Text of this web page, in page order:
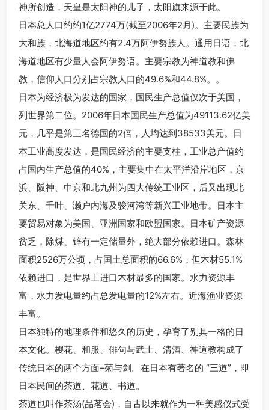
神所创造，天皇是太阳神的儿子，太阳旗来源于此。
日本总人口约约1亿2774万(截至2006年2月)。主要民族为
大和族，北海道地区约有2.4万阿伊努族人。通用日语，北
海道地区有少量人会阿伊努语。主要宗教为神道教和佛
教，信仰人口分别占宗教人口的49.6%和44.8%。。
日本为经济极为发达的国家，国民生产总值仅次于美国，
列世界第二位。2006年日本国民生产总值为49113.62亿美
元，几乎是第三名德国的2倍，人均达到38533美元。日
本工业高度发达，是国民经济的主要支柱，工业总产值约
占国内生产总值的40%，主要集中在太平洋沿岸地区，京
浜、阪神、中京和北九州为四大传统工业区，后又出现北
关东、千叶、濑户内海及骏河湾等新兴工业地带。日本主
要贸易对象为美国、亚洲国家和欧盟国家。日本矿产资源
贫乏，除煤、锌有一定储量外，绝大部分依赖进口。森林
面积2526万公顷，占国土总面积的66.6%，但木材55.1%
依赖进口，是世界上进口木材最多的国家。水力资源丰
富，水力发电量约占总发电量的12%左右。近海渔业资源
丰富。
日本独特的地理条件和悠久的历史，孕育了别具一格的日
本文化。樱花、和服、俳句与武士、清酒、神道教构成了
传统日本的两个方面–菊与剑。在日本有著名的 “三道”，即
日本民间的茶道、花道、书道。
茶道也叫作茶汤(品茗会)，自古以来就作为一种美感仪式受